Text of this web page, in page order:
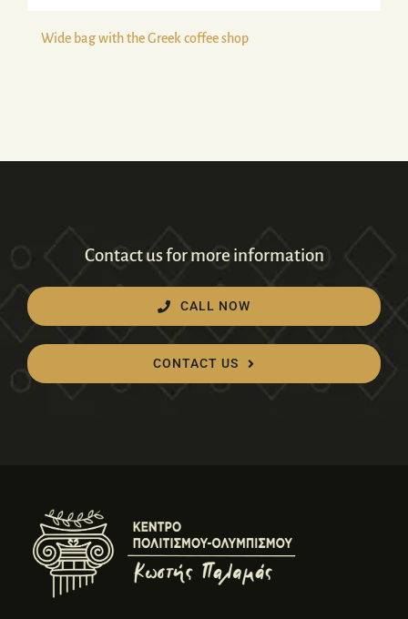
Wide bag with the Greek coffee shop
Contact us for more information
CALL NOW
CONTACT US